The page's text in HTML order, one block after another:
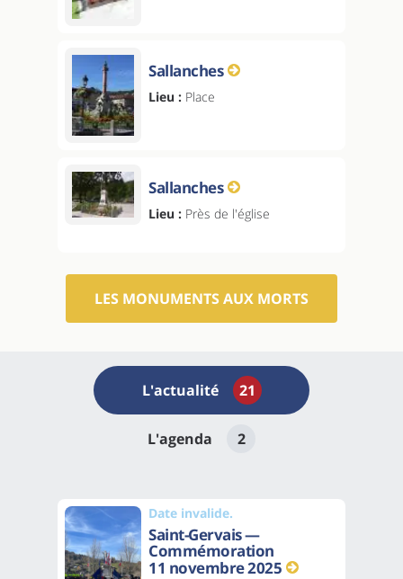
Sallanches
Lieu : Place
Sallanches
Lieu : Près de l'église
LES MONUMENTS AUX MORTS
L'actualité 21
L'agenda 2
Date invalide.
Saint-Gervais —
Commémoration
11 novembre 2025